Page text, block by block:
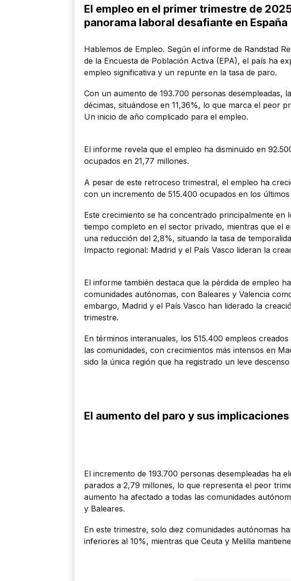
El empleo en el primer trimestre de
panorama laboral desafiante en España
Hablemos de Empleo. Según el informe de Randstad
de la Encuesta de Población Activa (EPA), el país ha
empleo significativa y un repunte en la tasa de paro.
Con un aumento de 193.700 personas desempleadas,
décimas, situándose en 11,36%, lo que marca el peor
Un inicio de año complicado para el empleo.
El informe revela que el empleo ha disminuido en
ocupados en 21,77 millones.
A pesar de este retroceso trimestral, el empleo ha
con un incremento de 515.400 ocupados en los últimos
Este crecimiento se ha concentrado principalmente en
tiempo completo en el sector privado, mientras que el
una reducción del 2,8%, situando la tasa de
Impacto regional: Madrid y el País Vasco lideran la
El informe también destaca que la pérdida de empleo
comunidades autónomas, con Baleares y Valencia
embargo, Madrid y el País Vasco han liderado la
trimestre.
En términos interanuales, los 515.400 empleos
las comunidades, con crecimientos más intensos en
sido la única región que ha registrado un leve
El aumento del paro y sus implicaciones
El incremento de 193.700 personas desempleadas ha
parados a 2,79 millones, lo que representa el peor
aumento ha afectado a todas las comunidades
y Baleares.
En este trimestre, solo diez comunidades autónomas
inferiores al 10%, mientras que Ceuta y Melilla